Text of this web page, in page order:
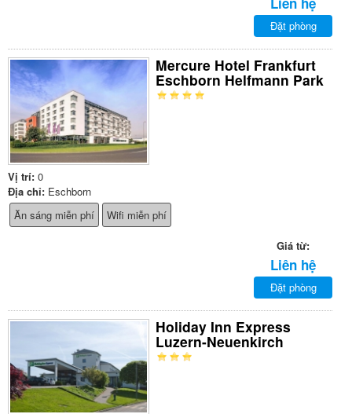
Đặt phòng
Mercure Hotel Frankfurt
Eschborn Helfmann Park
Vị trí: 0
Địa chỉ: Eschborn
Ăn sáng miễn phí
Wifi miễn phí
Giá từ:
Liên hệ
Đặt phòng
Holiday Inn Express
Luzern-Neuenkirch